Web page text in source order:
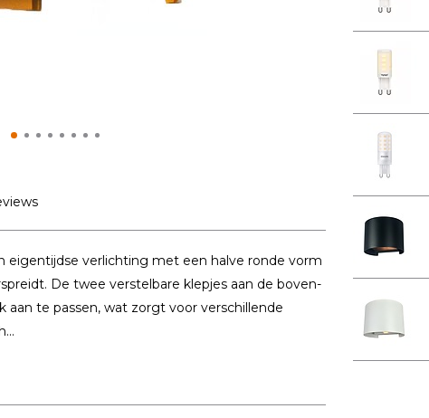
eigentijdse verlichting met een halve ronde vorm
De twee verstelbare klepjes aan de boven-
te passen, wat zorgt voor verschillende